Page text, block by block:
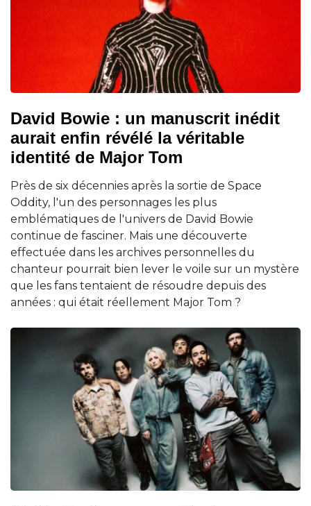
David Bowie : un manuscrit inédit
aurait enfin révélé la véritable
identité de Major Tom
Près de six décennies après la sortie de Space
Oddity, l'un des personnages les plus
emblématiques de l'univers de David Bowie
continue de fasciner. Mais une découverte
effectuée dans les archives personnelles du
chanteur pourrait bien lever le voile sur un mystère
que les fans tentaient de résoudre depuis des
années : qui était réellement Major Tom ?